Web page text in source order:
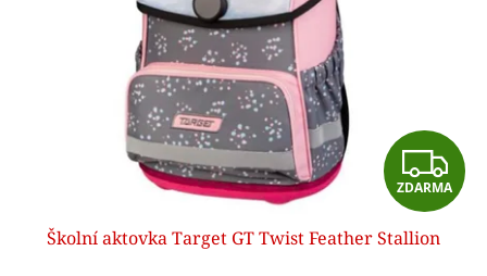
Z
D
ZDARMA
Školní aktovka Target GT Twist Feather Stallion